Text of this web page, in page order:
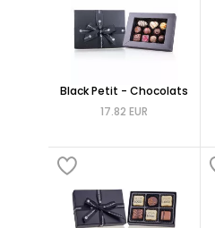
Black Petit - Chocolats
17.82 EUR